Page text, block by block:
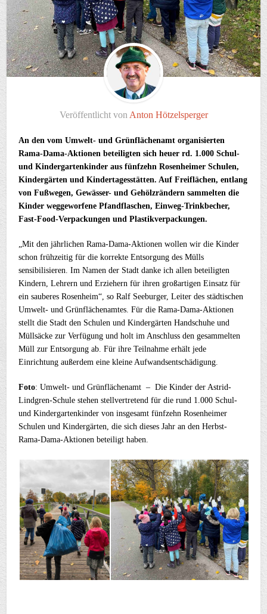
Veröffentlicht von Anton Hötzelsperger
An den vom Umwelt- und Grünflächenamt organisierten
Rama-Dama-Aktionen beteiligten sich heuer rd. 1.000 Schul-
und Kindergartenkinder aus fünfzehn Rosenheimer Schulen,
Kindergärten und Kindertagesstätten. Auf Freiflächen, entlang
von Fußwegen, Gewässer- und Gehölzrändern sammelten die
Kinder weggeworfene Pfandflaschen, Einweg-Trinkbecher,
Fast-Food-Verpackungen und Plastikverpackungen.
„Mit den jährlichen Rama-Dama-Aktionen wollen wir die Kinder
schon frühzeitig für die korrekte Entsorgung des Mülls
sensibilisieren. Im Namen der Stadt danke ich allen beteiligten
Kindern, Lehrern und Erziehern für ihren großartigen Einsatz für
ein sauberes Rosenheim“, so Ralf Seeburger, Leiter des städtischen
Umwelt- und Grünflächenamtes. Für die Rama-Dama-Aktionen
stellt die Stadt den Schulen und Kindergärten Handschuhe und
Müllsäcke zur Verfügung und holt im Anschluss den gesammelten
Müll zur Entsorgung ab. Für ihre Teilnahme erhält jede
Einrichtung außerdem eine kleine Aufwandsentschädigung.
Foto: Umwelt- und Grünflächenamt – Die Kinder der Astrid-
Lindgren-Schule stehen stellvertretend für die rund 1.000 Schul-
und Kindergartenkinder von insgesamt fünfzehn Rosenheimer
Schulen und Kindergärten, die sich dieses Jahr an den Herbst-
Rama-Dama-Aktionen beteiligt haben.